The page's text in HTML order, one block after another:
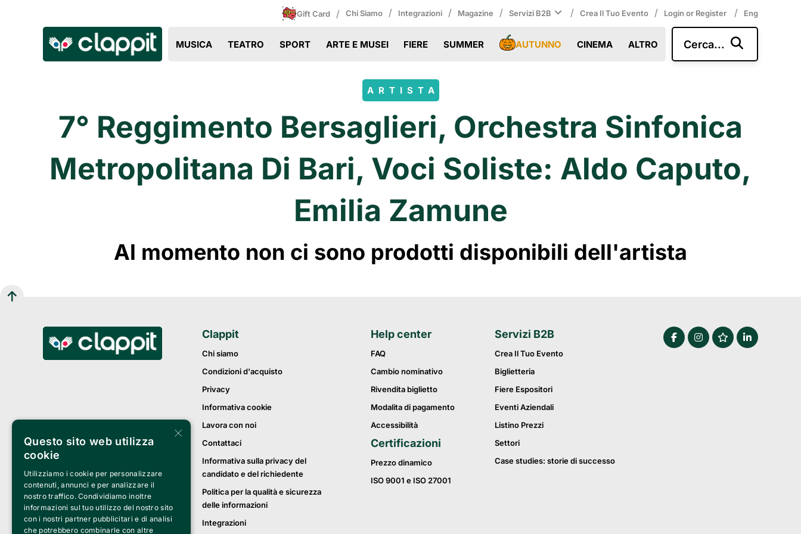
Gift Card / Chi Siamo / Integrazioni / Magazine / Servizi B2B / Crea Il Tuo Evento / Login or Register / Eng
MUSICA TEATRO SPORT ARTE E MUSEI FIERE SUMMER AUTUNNO CINEMA ALTRO Cerca...
ARTISTA
7° Reggimento Bersaglieri, Orchestra Sinfonica
Metropolitana Di Bari, Voci Soliste: Aldo Caputo,
Emilia Zamune
Al momento non ci sono prodotti disponibili dell'artista
Clappit
Chi siamo
Condizioni d'acquisto
Privacy
Informativa cookie
Lavora con noi
Contattaci
Informativa sulla privacy del
candidato e del richiedente
Politica per la qualità e sicurezza
delle informazioni
Integrazioni
Help center
FAQ
Cambio nominativo
Rivendita biglietto
Modalita di pagamento
Accessibilità
Certificazioni
Prezzo dinamico
ISO 9001 e ISO 27001
Servizi B2B
Crea Il Tuo Evento
Biglietteria
Fiere Espositori
Eventi Aziendali
Listino Prezzi
Settori
Case studies: storie di successo
×
Questo sito web utilizza
cookie
Utilizziamo i cookie per personalizzare
contenuti, annunci e per analizzare il
nostro traffico. Condividiamo inoltre
informazioni sul tuo utilizzo del nostro sito
con i nostri partner pubblicitari e di analisi
che potrebbero combinarle con altre